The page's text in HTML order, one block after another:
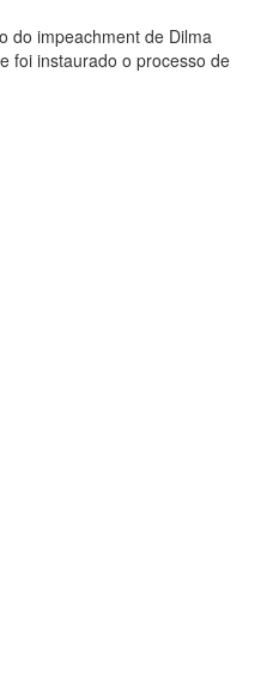
do impeachment de Dilma
foi instaurado o processo de